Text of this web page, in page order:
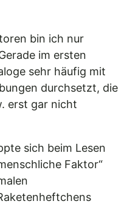
bin ich nur
im ersten
sehr häufig mit
durchsetzt, die
erst gar nicht
sich beim Lesen
Faktor“